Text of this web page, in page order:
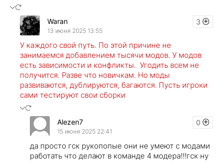
3
Waran
13 июня 2025 13:55
У каждого свой путь. По этой причине не
занимаемся добавлением тысячи модов. У модов
есть зависимости и конфликты. Угодить всем не
получится. Разве что новичкам. Но моды
развиваются, дублируются, багаются. Пусть игроки
сами тестируют свои сборки
0
Alezen7
15 июня 2025 22:41
да просто гск рукопопые они не умеют с модами
работать что делают в команде 4 модера!!!гск ну